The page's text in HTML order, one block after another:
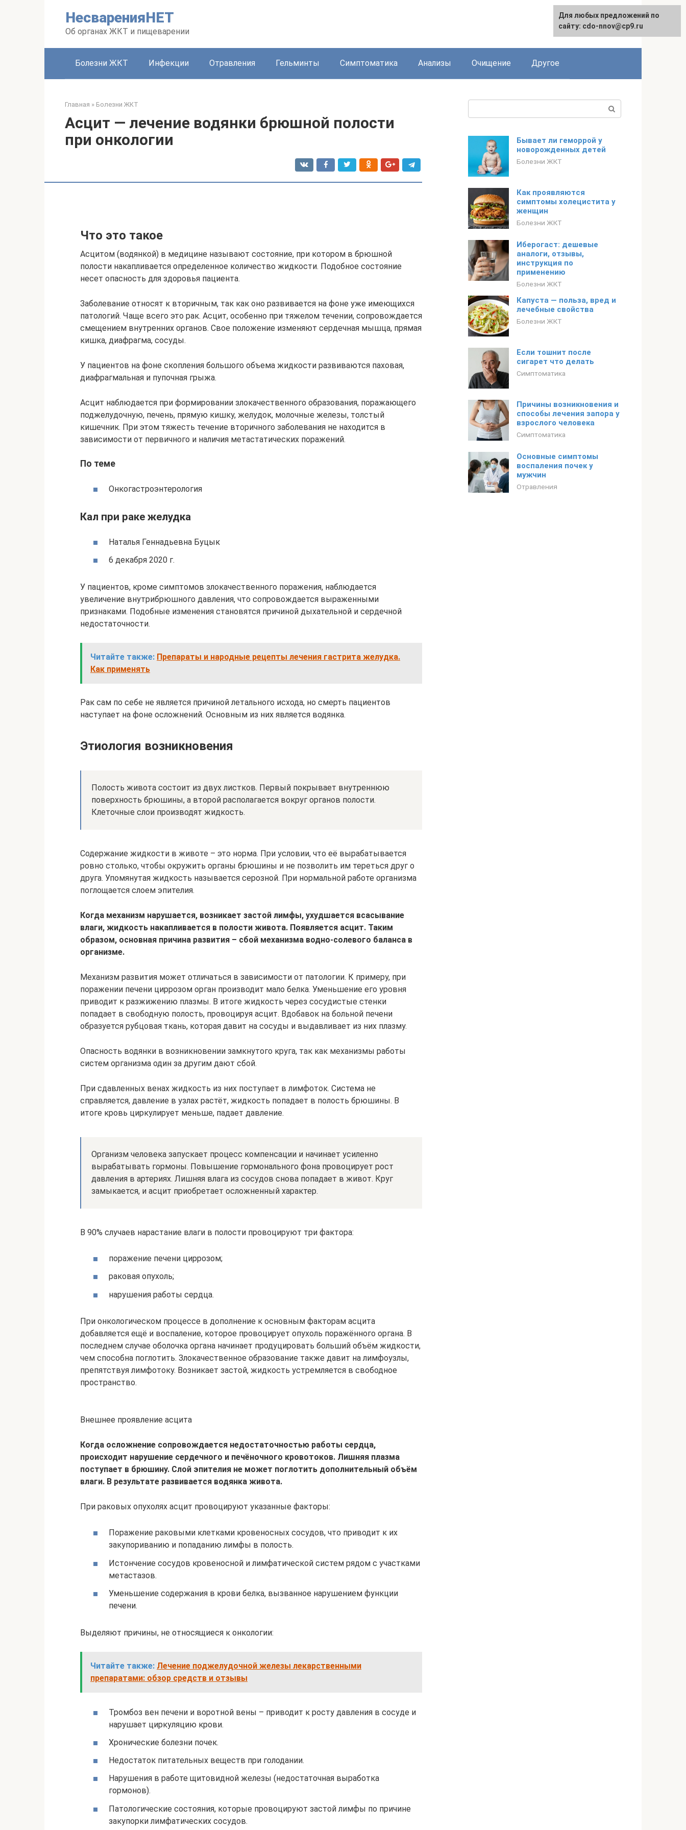
НесваренияНЕТ
Об органах ЖКТ и пищеварении
Болезни ЖКТ Инфекции Отравления Гельминты Симптоматика Анализы Очищение Другое
Главная » Болезни ЖКТ
Асцит — лечение водянки брюшной полости
при онкологии
Что это такое
Асцитом (водянкой) в медицине называют состояние, при котором в брюшной
полости накапливается определенное количество жидкости. Подобное состояние
несет опасность для здоровья пациента.
Заболевание относят к вторичным, так как оно развивается на фоне уже имеющихся
патологий. Чаще всего это рак. Асцит, особенно при тяжелом течении, сопровождается
смещением внутренних органов. Свое положение изменяют сердечная мышца, прямая
кишка, диафрагма, сосуды.
У пациентов на фоне скопления большого объема жидкости развиваются паховая,
диафрагмальная и пупочная грыжа.
Асцит наблюдается при формировании злокачественного образования, поражающего
поджелудочную, печень, прямую кишку, желудок, молочные железы, толстый
кишечник. При этом тяжесть течение вторичного заболевания не находится в
зависимости от первичного и наличия метастатических поражений.
По теме
Онкогастроэнтерология
Кал при раке желудка
Наталья Геннадьевна Буцык
6 декабря 2020 г.
У пациентов, кроме симптомов злокачественного поражения, наблюдается
увеличение внутрибрюшного давления, что сопровождается выраженными
признаками. Подобные изменения становятся причиной дыхательной и сердечной
недостаточности.
Читайте также: Препараты и народные рецепты лечения гастрита желудка.
Как применять
Рак сам по себе не является причиной летального исхода, но смерть пациентов
наступает на фоне осложнений. Основным из них является водянка.
Этиология возникновения
Полость живота состоит из двух листков. Первый покрывает внутреннюю
поверхность брюшины, а второй располагается вокруг органов полости.
Клеточные слои производят жидкость.
Содержание жидкости в животе – это норма. При условии, что её вырабатывается
ровно столько, чтобы окружить органы брюшины и не позволить им тереться друг о
друга. Упомянутая жидкость называется серозной. При нормальной работе организма
поглощается слоем эпителия.
Когда механизм нарушается, возникает застой лимфы, ухудшается всасывание
влаги, жидкость накапливается в полости живота. Появляется асцит. Таким
образом, основная причина развития – сбой механизма водно-солевого баланса в
организме.
Механизм развития может отличаться в зависимости от патологии. К примеру, при
поражении печени циррозом орган производит мало белка. Уменьшение его уровня
приводит к разжижению плазмы. В итоге жидкость через сосудистые стенки
попадает в свободную полость, провоцируя асцит. Вдобавок на больной печени
образуется рубцовая ткань, которая давит на сосуды и выдавливает из них плазму.
Опасность водянки в возникновении замкнутого круга, так как механизмы работы
систем организма один за другим дают сбой.
При сдавленных венах жидкость из них поступает в лимфоток. Система не
справляется, давление в узлах растёт, жидкость попадает в полость брюшины. В
итоге кровь циркулирует меньше, падает давление.
Организм человека запускает процесс компенсации и начинает усиленно
вырабатывать гормоны. Повышение гормонального фона провоцирует рост
давления в артериях. Лишняя влага из сосудов снова попадает в живот. Круг
замыкается, и асцит приобретает осложненный характер.
В 90% случаев нарастание влаги в полости провоцируют три фактора:
поражение печени циррозом;
раковая опухоль;
нарушения работы сердца.
При онкологическом процессе в дополнение к основным факторам асцита
добавляется ещё и воспаление, которое провоцирует опухоль поражённого органа. В
последнем случае оболочка органа начинает продуцировать больший объём жидкости,
чем способна поглотить. Злокачественное образование также давит на лимфоузлы,
препятствуя лимфотоку. Возникает застой, жидкость устремляется в свободное
пространство.
Внешнее проявление асцита
Когда осложнение сопровождается недостаточностью работы сердца,
происходит нарушение сердечного и печёночного кровотоков. Лишняя плазма
поступает в брюшину. Слой эпителия не может поглотить дополнительный объём
влаги. В результате развивается водянка живота.
При раковых опухолях асцит провоцируют указанные факторы:
Поражение раковыми клетками кровеносных сосудов, что приводит к их
закупориванию и попаданию лимфы в полость.
Истончение сосудов кровеносной и лимфатической систем рядом с участками
метастазов.
Уменьшение содержания в крови белка, вызванное нарушением функции
печени.
Выделяют причины, не относящиеся к онкологии:
Читайте также: Лечение поджелудочной железы лекарственными
препаратами: обзор средств и отзывы
Тромбоз вен печени и воротной вены – приводит к росту давления в сосуде и
нарушает циркуляцию крови.
Хронические болезни почек.
Недостаток питательных веществ при голодании.
Нарушения в работе щитовидной железы (недостаточная выработка
гормонов).
Патологические состояния, которые провоцируют застой лимфы по причине
закупорки лимфатических сосудов.
Бывает ли геморрой у
новорожденных детей
Болезни ЖКТ
Как проявляются
симптомы холецистита у
женщин
Болезни ЖКТ
Иберогаст: дешевые
аналоги, отзывы,
инструкция по
применению
Болезни ЖКТ
Капуста — польза, вред и
лечебные свойства
Болезни ЖКТ
Если тошнит после
сигарет что делать
Симптоматика
Причины возникновения и
способы лечения запора у
взрослого человека
Симптоматика
Основные симптомы
воспаления почек у
мужчин
Отравления
Для любых предложений по
сайту: cdo-nnov@cp9.ru